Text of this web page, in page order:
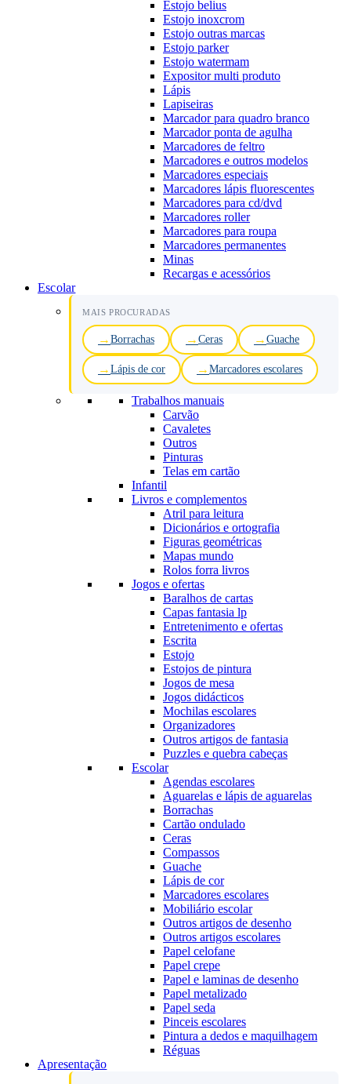
Estojo belius
Estojo inoxcrom
Estojo outras marcas
Estojo parker
Estojo watermam
Expositor multi produto
Lápis
Lapiseiras
Marcador para quadro branco
Marcador ponta de agulha
Marcadores de feltro
Marcadores e outros modelos
Marcadores especiais
Marcadores lápis fluorescentes
Marcadores para cd/dvd
Marcadores roller
Marcadores para roupa
Marcadores permanentes
Minas
Recargas e acessórios
Escolar
MAIS PROCURADAS
Borrachas Ceras Guache
Lápis de cor Marcadores escolares
Trabalhos manuais
Carvão
Cavaletes
Outros
Pinturas
Telas em cartão
Infantil
Livros e complementos
Atril para leitura
Dicionários e ortografia
Figuras geométricas
Mapas mundo
Rolos forra livros
Jogos e ofertas
Baralhos de cartas
Capas fantasia lp
Entretenimento e ofertas
Escrita
Estojo
Estojos de pintura
Jogos de mesa
Jogos didácticos
Mochilas escolares
Organizadores
Outros artigos de fantasia
Puzzles e quebra cabeças
Escolar
Agendas escolares
Aguarelas e lápis de aguarelas
Borrachas
Cartão ondulado
Ceras
Compassos
Guache
Lápis de cor
Marcadores escolares
Mobiliário escolar
Outros artigos de desenho
Outros artigos escolares
Papel celofane
Papel crepe
Papel e laminas de desenho
Papel metalizado
Papel seda
Pinceis escolares
Pintura a dedos e maquilhagem
Réguas
Apresentação